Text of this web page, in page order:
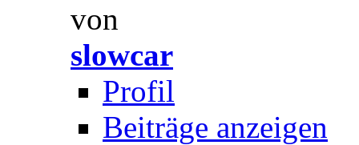
von
slowcar
Profil
Beiträge anzeigen